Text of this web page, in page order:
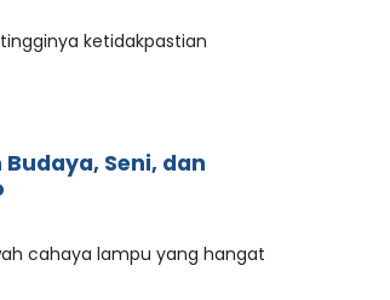
tingginya ketidakpastian
Seni, dan
cahaya lampu yang hangat